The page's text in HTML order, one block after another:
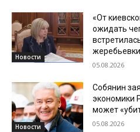
Новости
«От
ожидать
05.08.2026
Новости
Собянин
экономики
может
05.08.2026